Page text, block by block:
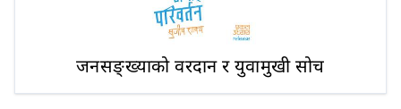
जनसङ्ख्याको वरदान र युवामुखी सोच